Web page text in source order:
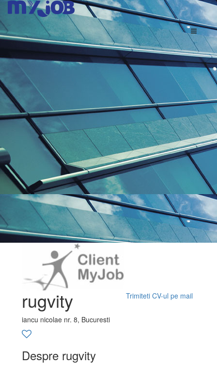
rugvity
iancu nicolae nr. 8, Bucuresti
Trimiteti CV-ul pe mail
Despre rugvity